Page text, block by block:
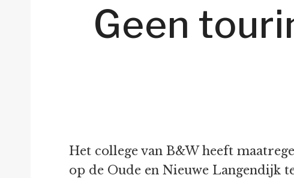
Geen
Het college van B&W heeft
op de Oude en Nieuwe Langendijk